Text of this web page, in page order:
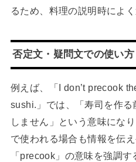
るため、料理の説明時によく
否定文・疑問文での使い方
例えば、「I don’t precook
sushi.」では、「寿司を作
しません」という意味にな
で使われる場合も情報を伝
「precook」の意味を強調